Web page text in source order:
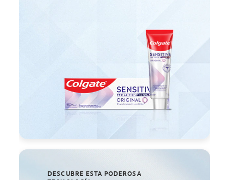
DESCUBRE ESTA PODEROSA